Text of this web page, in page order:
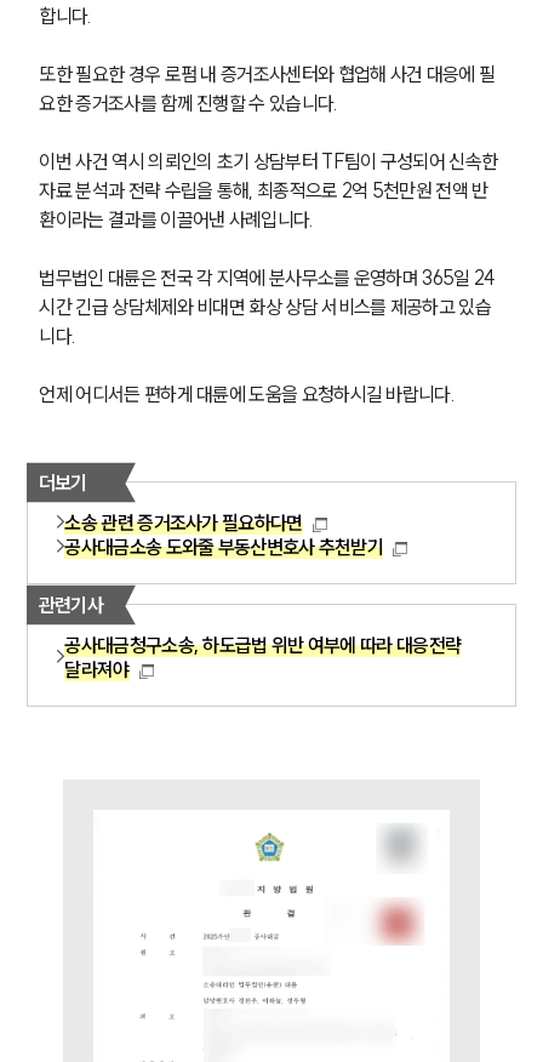
부동산전문변호사
소식/자료
언론보도
공지사항
법률서식
뉴스레터/브로슈어
세미나
대륜법률상담예약
합니다.
또한 필요한 경우 로펌 내 증거조사센터와 협업해 사건 대응에 필
요한 증거조사를 함께 진행할 수 있습니다.
이번 사건 역시 의뢰인의 초기 상담부터 TF팀이 구성되어 신속한
자료 분석과 전략 수립을 통해, 최종적으로 2억 5천만원 전액 반
환이라는 결과를 이끌어낸 사례입니다.
법무법인 대륜은 전국 각 지역에 분사무소를 운영하며 365일 24
시간 긴급 상담체제와 비대면 화상 상담 서비스를 제공하고 있습
니다.
언제 어디서든 편하게 대륜에 도움을 요청하시길 바랍니다.
더보기
소송 관련 증거조사가 필요하다면
공사대금소송 도와줄 부동산변호사 추천받기
관련기사
공사대금청구소송, 하도급법 위반 여부에 따라 대응전략
달라져야